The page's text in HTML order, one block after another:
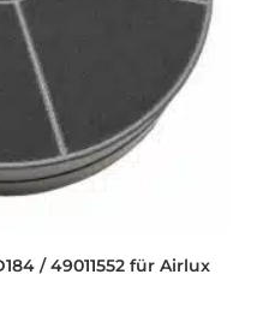
/ 49011552 für Airlux